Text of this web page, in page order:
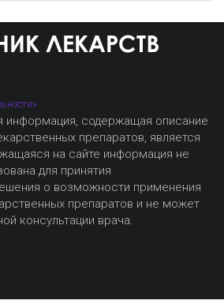
информация, содержащая описание
препаратов, является
на сайте информация не
для принятия
о возможности применения
препаратов и не может
консультации врача.